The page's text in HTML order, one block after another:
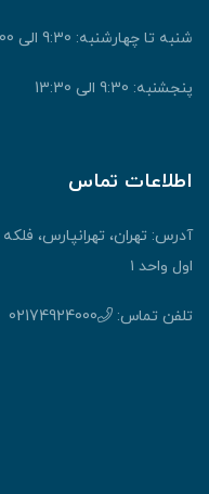
شنبه تا چهارشنبه: 9:30 الی 18:00
پنجشنبه: 9:30 الی 13:30
اطلاعات تماس
اول واحد ۱
تلفن تماس: 02174924000